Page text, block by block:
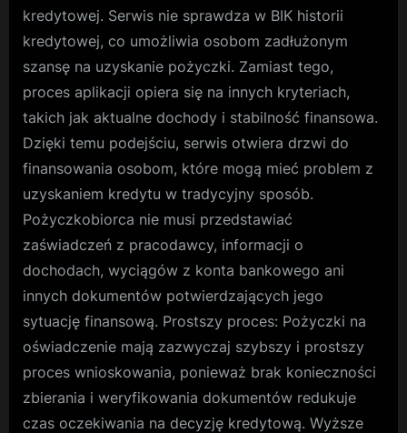
kredytowej. Serwis nie sprawdza w BIK historii
kredytowej, co umożliwia osobom zadłużonym
szansę na uzyskanie pożyczki. Zamiast tego,
proces aplikacji opiera się na innych kryteriach,
takich jak aktualne dochody i stabilność finansowa.
Dzięki temu podejściu, serwis otwiera drzwi do
finansowania osobom, które mogą mieć problem z
uzyskaniem kredytu w tradycyjny sposób.
Pożyczkobiorca nie musi przedstawiać
zaświadczeń z pracodawcy, informacji o
dochodach, wyciągów z konta bankowego ani
innych dokumentów potwierdzających jego
sytuację finansową. Prostszy proces: Pożyczki na
oświadczenie mają zazwyczaj szybszy i prostszy
proces wnioskowania, ponieważ brak konieczności
zbierania i weryfikowania dokumentów redukuje
czas oczekiwania na decyzję kredytową. Wyższe